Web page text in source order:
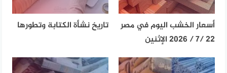
أسعار الخشب اليوم في مصر
22 /7 / 2026 الإثنين
تاريخ نشأة الكتابة وتطورها